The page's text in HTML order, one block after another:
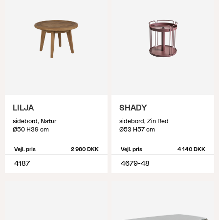
LILJA
sidebord, Natur
Ø50 H39 cm
Vejl. pris 2 980 DKK
4187
SHADY
sidebord, Zin Red
Ø53 H57 cm
Vejl. pris 4 140 DKK
4679-48